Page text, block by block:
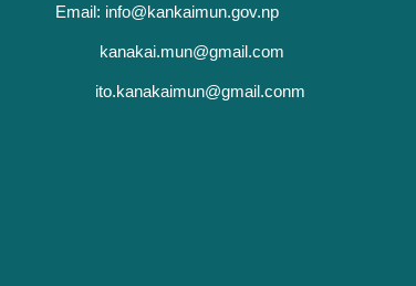
Email: info@kankaimun.gov.np
kanakai.mun@gmail.com
ito.kanakaimun@gmail.conm